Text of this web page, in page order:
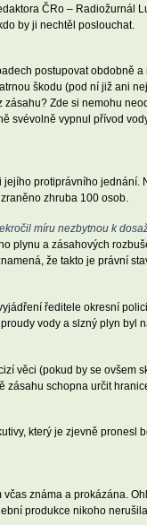
ČRo – Radiožurnál
by ji nechtěl poslouchat.
postupovat obdobně
škodu (pod ní již ani
Zde si nemohu
svévolně vypnul přívod
protiprávního jednání.
zhruba 100 osob.
míru nezbytnou k
plynu a zásahových
že takto je právní
ředitele okresní
vody a slzný plyn byl
věci (pokud by se ovšem
zásahu schopna určit
který je zjevně pronesl
známa a prokázána.
produkce nikoho